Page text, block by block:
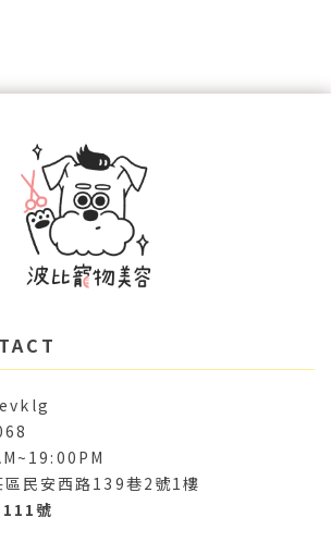
區民安西路139巷2號1樓
號